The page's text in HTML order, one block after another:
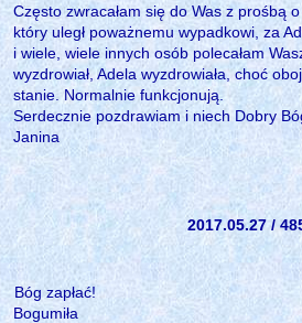
Często zwracałam się do Was z prośbą
który uległ poważnemu wypadkowi, za
i wiele, wiele innych osób polecałam
wyzdrowiał, Adela wyzdrowiała, choć
stanie. Normalnie funkcjonują.
Serdecznie pozdrawiam i niech Dobry
Janina
2017.05.27 /
Bóg zapłać!
Bogumiła